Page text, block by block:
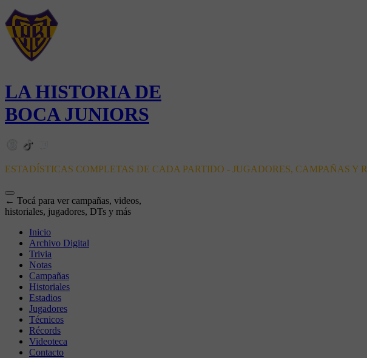
LA HISTORIA DE
BOCA JUNIORS
ESTADÍSTICAS COMPLETAS DE CADA PARTIDO - JUGADORES, CAMPAÑAS Y
← Tocá para ver campañas, videos,
historiales, jugadores, DTs y más
Inicio
Archivo Digital
Trivia
Notas
Campañas
Historiales
Estadios
Jugadores
Técnicos
Récords
Videoteca
Contacto